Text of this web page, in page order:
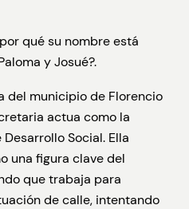
qué su nombre está
y Josué?.
del municipio de Florencio
actua como la
Social. Ella
una figura clave del
que trabaja para
de calle, intentando